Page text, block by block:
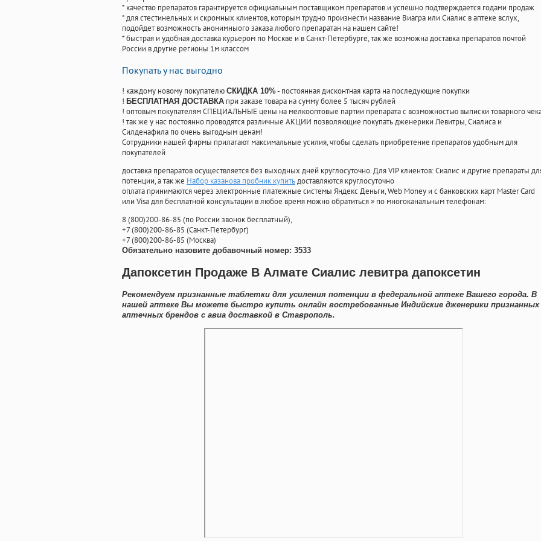
* качество препаратов гарантируется официальным поставщиком препаратов и успешно подтверждается годами продаж
* для стестинельных и скромных клиентов, которым трудно произнести название Виагра или Сиалис в аптеке вслух,
подойдет возможность анонимныого заказа любого препаратан на нашем сайте!
* быстрая и удобная доставка курьером по Москве и в Санкт-Петербурге, так же возможна доставка препаратов почтой
России в другие регионы 1м классом
Покупать у нас выгодно
! каждому новому покупателю СКИДКА 10%- постоянная дисконтная карта на последующие покупки
! БЕСПЛАТНАЯ ДОСТАВКА при заказе товара на сумму более 5 тысяч рублей
! оптовым покупателям СПЕЦИАЛЬНЫЕ цены на мелкооптовые партии препарата с возможностью выписки товарного
! так же у нас постоянно проводятся различные АКЦИИ позволяющие покупать дженерики Левитры, Сиалиса и
Силденафила по очень выгодным ценам!
Cотрудники нашей фирмы прилагают максимальные усилия, чтобы сделать приобретение препаратов удобным для
покупателей
доставка препаратов осуществляется без выходных дней круглосуточно. Для VIP клиентов: Сиалис и другие препараты
потенции, а так же Набор казанова пробник купитьдоставляются круглосуточно
оплата принимаются через электронные платежные системы Яндекс Деньги, Web Money и с банковских карт Master Card
или Visa для бесплатной консультации в любое время можно обратиться» по многоканальным телефонам:
8(800)200-86-85 (по России звонок бесплатный),
+7(800)200-86-85 (Санкт-Петербург)
+7(800)200-86-85 (Москва)
Обязательно назовите добавочный номер: 3533
Дапоксетин Продаже В Алмате Сиалис левитра дапоксетин
Рекомендуем признанные таблетки для усиления потенции в федеральной аптеке Вашего города. В
нашей аптеке Вы можете быстро купить онлайн востребованные Индийские дженерики признанных
аптечных брендов с авиа доставкой в Ставрополь.